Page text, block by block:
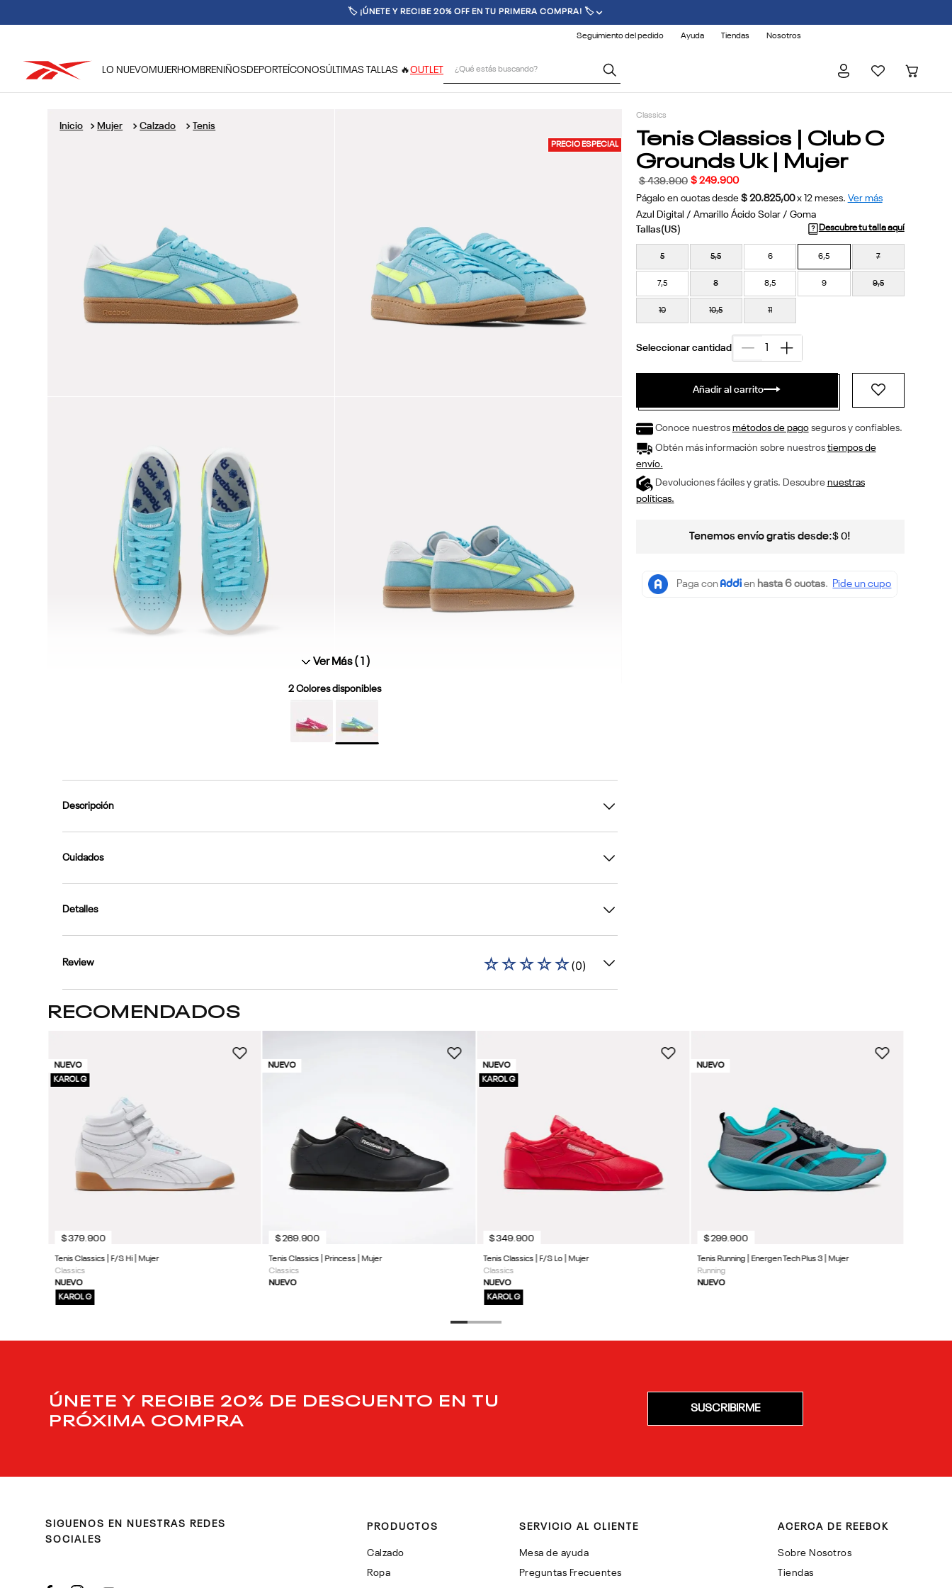
🏷️ ¡ÚNETE Y RECIBE 20% OFF EN TU PRIMERA COMPRA! 🏷️
Seguimiento del pedido Ayuda Tiendas Nosotros
LO NUEVO MUJERHOMBRENIÑOSDEPORTE ÍCONOSÚLTIMAS TALLAS 🔥OUTLET
PRECIO ESPECIAL
Mujer Calzado Tenis
Ver Más ( 1)
2Colores disponibles
Descripción
Cuidados
Detalles
Review ☆☆☆☆☆(0)
Classics
Tenis Classics | Club C
Grounds Uk | Mujer
$ 439.900 $ 249.900
Págalo en cuotas desde $ 20.825,00 x 12meses. Ver más
Azul Digital / Amarillo Ácido Solar / Goma
Descubre tu talla aquí
5 5,5 6 6,5 7
7,5 8 8,5 9 9,5
10 10,5 11
Añadir al carrito
Conoce nuestros métodos de pagoseguros y confiables.
Obtén más información sobre nuestros tiempos de
envío.
Devoluciones fáciles y gratis. Descubre nuestras
políticas.
Tenemos envío gratis desde:$ 0!
RECOMENDADOS
NUEVO
KAROL G
Tenis Classics | F/S Hi | Mujer
Classics
NUEVO
KAROL G
$379.900
NUEVO
Tenis Classics | Princess | Mujer
Classics
NUEVO
$269.900
NUEVO
KAROL G
Tenis Classics | F/S Lo | Mujer
Classics
NUEVO
KAROL G
$349.900
NUEVO
Tenis Running | Energen Tech Plus 3 | Mujer
Running
NUEVO
$299.900
ÚNETE Y RECIBE 20% DE DESCUENTO EN TU
PRÓXIMA COMPRA
SUSCRIBIRME
SIGUENOS EN NUESTRAS REDES
SOCIALES
PRODUCTOS
Calzado
Ropa
SERVICIO AL CLIENTE
Mesa de ayuda
Preguntas Frecuentes
ACERCA DE REEBOK
Sobre Nosotros
Tiendas
tenis hombre
6.
fútbol
7.
américa cali
8.
camisetas
9.
club c